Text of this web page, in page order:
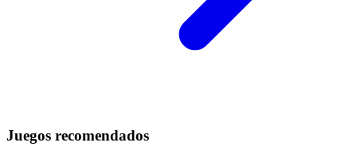
Juegos recomendados